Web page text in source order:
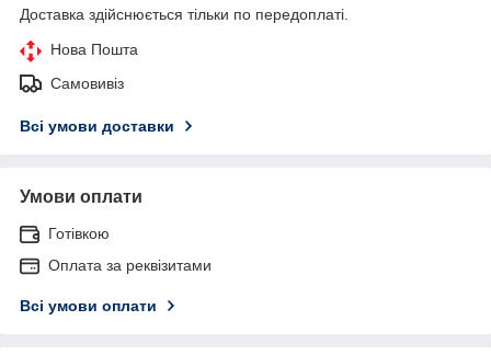
Доставка здійснюється тільки по передоплаті.
Нова Пошта
Самовивіз
Всі умови доставки
Умови оплати
Готівкою
Оплата за реквізитами
Всі умови оплати